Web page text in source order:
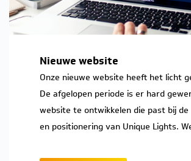
Nieuwe website
Onze nieuwe website heeft het licht
De afgelopen periode is er hard
website te ontwikkelen die past bij
en positionering van Unique Lights.